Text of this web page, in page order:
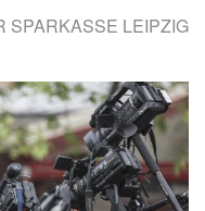
SPARKASSE LEIPZIG